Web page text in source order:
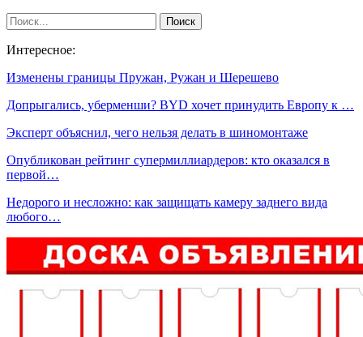
Интересное:
Изменены границы Пружан, Ружан и Шерешево
Допрыгались, уберменши? BYD хочет принудить Европу к …
Эксперт объяснил, чего нельзя делать в шиномонтаже
Опубликован рейтинг супермиллиардеров: кто оказался в
первой…
Недорого и несложно: как защищать камеру заднего вида
любого…